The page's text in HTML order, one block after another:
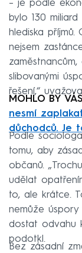
– je podle
bylo 130
hlediska
nejsem
slibovanými
řešení,“
MOHLO BY
nesmí
důchodců. Je
Podle
tomu, aby
občanů.
udělat
to, ale krátce.
nemůže
dostat odvahu
podotkl.
Bez zásadní